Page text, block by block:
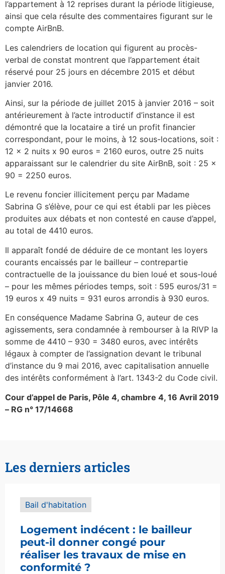
l’appartement à 12 reprises durant la période litigieuse,
ainsi que cela résulte des commentaires figurant sur le
compte AirBnB.
Les calendriers de location qui figurent au procès-
verbal de constat montrent que l’appartement était
réservé pour 25 jours en décembre 2015 et début
janvier 2016.
Ainsi, sur la période de juillet 2015 à janvier 2016 – soit
antérieurement à l’acte introductif d’instance il est
démontré que la locataire a tiré un profit financier
correspondant, pour le moins, à 12 sous-locations, soit :
12 x 2 nuits x 90 euros = 2160 euros, outre 25 nuits
apparaissant sur le calendrier du site AirBnB, soit : 25 x
90 = 2250 euros.
Le revenu foncier illicitement perçu par Madame
Sabrina G s’élève, pour ce qui est établi par les pièces
produites aux débats et non contesté en cause d’appel,
au total de 4410 euros.
Il apparaît fondé de déduire de ce montant les loyers
courants encaissés par le bailleur – contrepartie
contractuelle de la jouissance du bien loué et sous-loué
– pour les mêmes périodes temps, soit : 595 euros/31 =
19 euros x 49 nuits = 931 euros arrondis à 930 euros.
En conséquence Madame Sabrina G, auteur de ces
agissements, sera condamnée à rembourser à la RIVP la
somme de 4410 – 930 = 3480 euros, avec intérêts
légaux à compter de l’assignation devant le tribunal
d’instance du 9 mai 2016, avec capitalisation annuelle
des intérêts conformément à l’art. 1343-2 du Code civil.
Cour d’appel de Paris, Pôle 4, chambre 4, 16 Avril 2019
– RG n° 17/14668
Les derniers articles
Bail d'habitation
Logement indécent : le bailleur
peut-il donner congé pour
réaliser les travaux de mise en
conformité ?